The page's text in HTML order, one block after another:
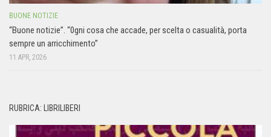
BUONE NOTIZIE
“Buone notizie”. “0gni cosa che accade, per scelta o casualità, porta
sempre un arricchimento”
11 APR, 2026
RUBRICA: LIBRILIBERI